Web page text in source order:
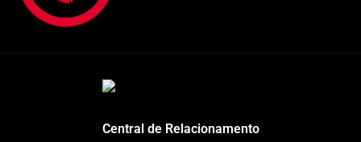
Central de Relacionamento